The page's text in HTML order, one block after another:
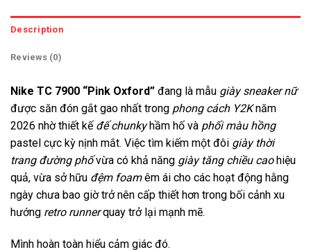
Description
Reviews (0)
Nike TC 7900 “Pink Oxford” đang là mẫu giày sneaker nữ
được săn đón gắt gao nhất trong phong cách Y2Knăm
2026 nhờ thiết kế đế chunkyhầm hố và phối màu hồng
pastel cực kỳ nịnh mắt. Việc tìm kiếm một đôi giày thời
trang đường phốvừa có khả năng giày tăng chiều caohiệu
quả, vừa sở hữu đệm foamêm ái cho các hoạt động hằng
ngày chưa bao giờ trở nên cấp thiết hơn trong bối cảnh xu
hướng retro runnerquay trở lại mạnh mẽ.
Mình hoàn toàn hiểu cảm giác đó.